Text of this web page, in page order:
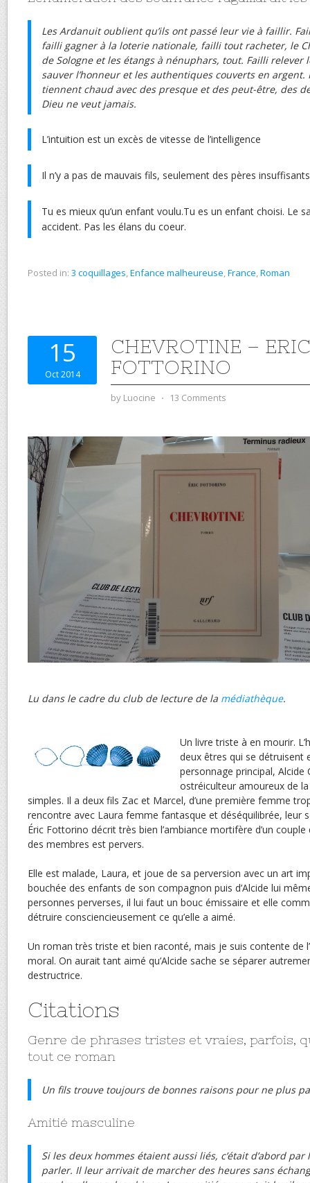
Les Ardanuit oublient qu’ils ont passé leur vie à faillir.
failli gagner à la loterie nationale, failli tout racheter, le
de Sologne et les étangs à nénuphars, tout. Failli relever
sauver l’honneur et les authentiques couverts en argent.
tiennent chaud avec des presque et des peut-être, des
Dieu ne veut jamais.
L’intuition est un excès de vitesse de l’intelligence
Il n’y a pas de mauvais fils, seulement des pères insuffisants
Tu es mieux qu’un enfant voulu.Tu es un enfant choisi. Le
accident. Pas les élans du coeur.
Posted in: 3 coquillages,Enfance malheureuse,France,Roman
15
Oct 2014
CHEVROTINE – ERIC
FOTTORINO
by Luocine ⋅ 13 Comments
Lu dans le cadre du club de lecture de la médiathèque.
Un livre triste à en mourir.
deux êtres qui se détruisent
personnage principal, Alcide
ostréiculteur amoureux de
simples. Il a deux fils Zac et Marcel, d’une première femme
rencontre avec Laura femme fantasque et déséquilibrée, leur
Éric Fottorino décrit très bien l’ambiance mortifère d’un couple
des membres est pervers.
Elle est malade, Laura, et joue de sa perversion avec un art
bouchée des enfants de son compagnon puis d’Alcide lui
personnes perverses, il lui faut un bouc émissaire et elle
détruire consciencieusement ce qu’elle a aimé.
Un roman très triste et bien raconté, mais je suis contente de
moral. On aurait tant aimé qu’Alcide sache se séparer
destructrice.
Citations
Genre de phrases tristes et vraies, parfois,
tout ce roman
Un fils trouve toujours de bonnes raisons pour ne plus
Amitié masculine
Si les deux hommes étaient aussi liés, c’était d’abord
parler. Il leur arrivait de marcher des heures sans